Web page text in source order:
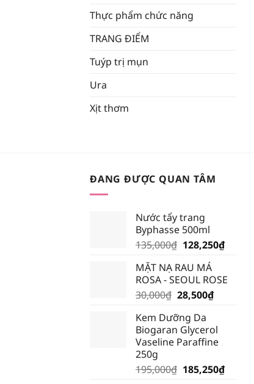
Thực phẩm chức năng
TRANG ĐIỂM
Tuýp trị mụn
Ura
Xịt thơm
ĐANG ĐƯỢC QUAN TÂM
Nước tẩy trang
Byphasse 500ml
135,000₫ Giá
là:
135,000₫.
128,250₫Giá
là:
MẶT NẠ RAU MÁ
ROSA - SEOUL ROSE
30,000₫ Giá
là:
30,000₫.
28,500₫Giá
là:
28,500₫.
Kem Dưỡng Da
Biogaran Glycerol
Vaseline Paraffine
250g
195,000₫ Giá
185,250₫Giá